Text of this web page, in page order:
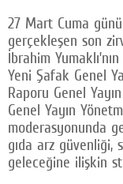
27 Mart Cuma
gerçekleşen son
İbrahim
Yeni Şafak Genel
Raporu Genel
Genel Yayın
moderasyonunda
gıda arz
geleceğine ilişkin